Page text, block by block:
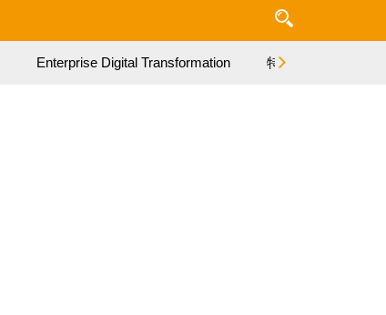
Enterprise Digital Transformation 特集